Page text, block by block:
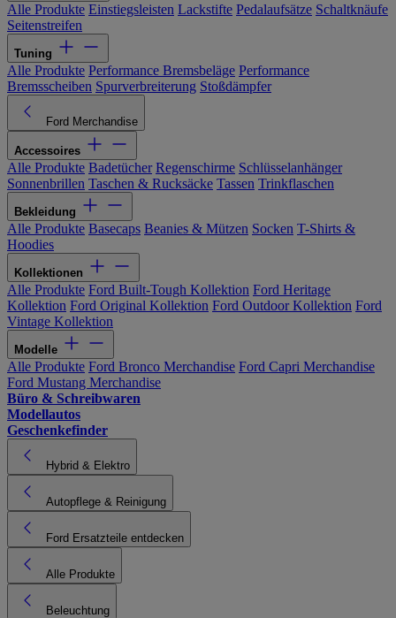
Alle Produkte Einstiegsleisten Lackstifte Pedalaufsätze Schaltknäufe
Seitenstreifen
Tuning
Alle Produkte Performance Bremsbeläge Performance
Bremsscheiben Spurverbreiterung Stoßdämpfer
Ford Merchandise
Accessoires
Alle Produkte Badetücher Regenschirme Schlüsselanhänger
Sonnenbrillen Taschen & Rucksäcke Tassen Trinkflaschen
Bekleidung
Alle Produkte Basecaps Beanies & Mützen Socken T-Shirts &
Hoodies
Kollektionen
Alle Produkte Ford Built-Tough Kollektion Ford Heritage
Kollektion Ford Original Kollektion Ford Outdoor Kollektion Ford
Vintage Kollektion
Modelle
Alle Produkte Ford Bronco Merchandise Ford Capri Merchandise
Ford Mustang Merchandise
Büro & Schreibwaren
Modellautos
Geschenkefinder
Hybrid & Elektro
Autopflege & Reinigung
Ford Ersatzteile entdecken
Alle Produkte
Beleuchtung